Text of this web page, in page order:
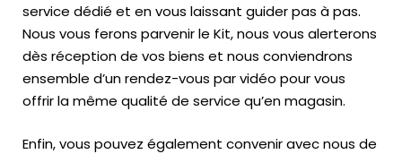
service dédié et en vous laissant guider pas à pas.
Nous vous ferons parvenir le Kit, nous vous alerterons
dès réception de vos biens et nous conviendrons
ensemble d’un rendez-vous par vidéo pour vous
offrir la même qualité de service qu’en magasin.
Enfin, vous pouvez également convenir avec nous de